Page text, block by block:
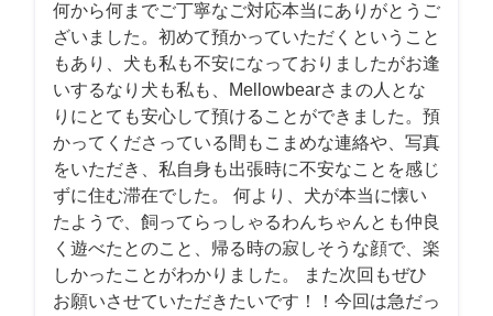
何から何までご丁寧なご対応本当にありがとうご
ざいました。初めて預かっていただくということ
もあり、犬も私も不安になっておりましたがお逢
いするなり犬も私も、Mellowbearさまの人とな
りにとても安心して預けることができました。預
かってくださっている間もこまめな連絡や、写真
をいただき、私自身も出張時に不安なことを感じ
ずに住む滞在でした。 何より、犬が本当に懐い
たようで、飼ってらっしゃるわんちゃんとも仲良
く遊べたとのこと、帰る時の寂しそうな顔で、楽
しかったことがわかりました。 また次回もぜひ
お願いさせていただきたいです！！今回は急だっ